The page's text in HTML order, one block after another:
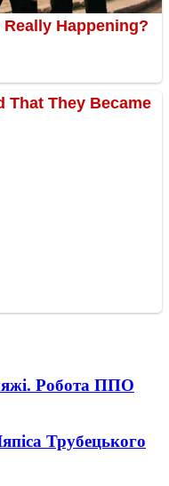
Робота ППО
Трубецького